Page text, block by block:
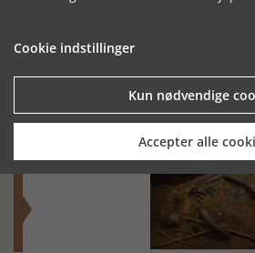
TØNDERMARSKEN
Cookie indstillinger
Kun nødvendige
Accepter alle